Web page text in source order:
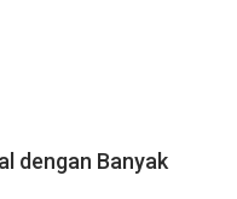
dengan Banyak